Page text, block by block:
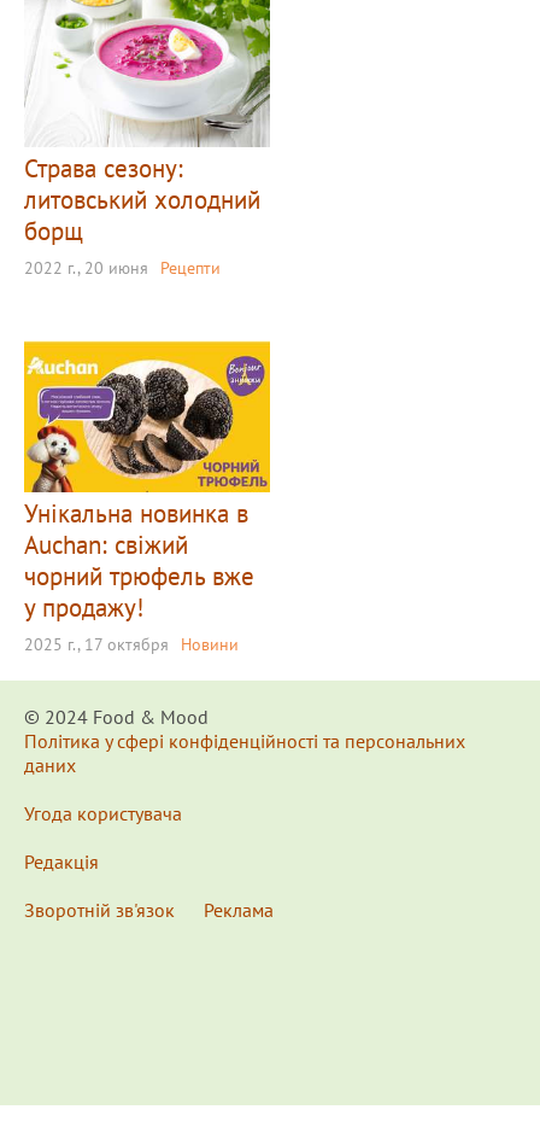
Страва сезону:
литовський холодний
борщ
2022 г., 20 июня Рецепти
Унікальна новинка в
Auchan: свіжий
чорний трюфель вже
у продажу!
2025 г., 17 октября Новини
© 2024 Food & Мood
Політика у сфері конфіденційності та персональних
даних
Угода користувача
Редакція
Зворотній зв'язок
Реклама